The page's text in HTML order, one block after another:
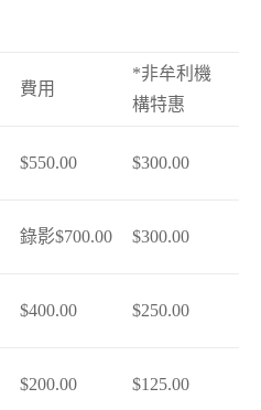
費用
*非牟利機
構特惠
$550.00 $300.00
錄影$700.00 $300.00
$400.00 $250.00
$200.00 $125.00